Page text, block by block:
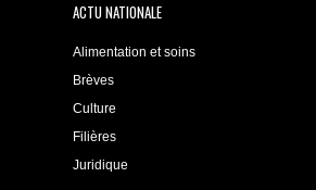
ACTU NATIONALE
Alimentation et soins
Brèves
Culture
Filières
Juridique